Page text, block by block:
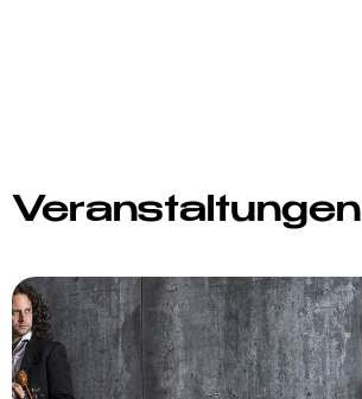
Veranstaltungen